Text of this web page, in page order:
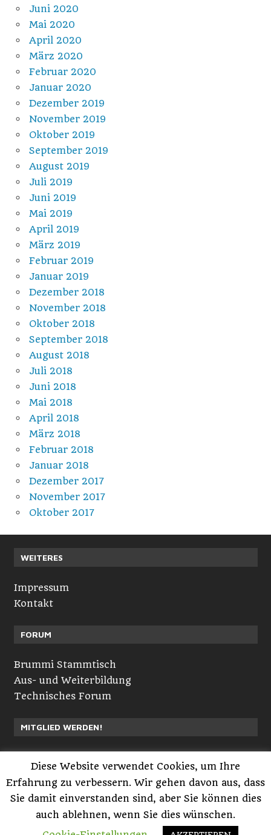
Juni 2020
Mai 2020
April 2020
März 2020
Februar 2020
Januar 2020
Dezember 2019
November 2019
Oktober 2019
September 2019
August 2019
Juli 2019
Juni 2019
Mai 2019
April 2019
März 2019
Februar 2019
Januar 2019
Dezember 2018
November 2018
Oktober 2018
September 2018
August 2018
Juli 2018
Juni 2018
Mai 2018
April 2018
März 2018
Februar 2018
Januar 2018
Dezember 2017
November 2017
Oktober 2017
WEITERES
Impressum
Kontakt
FORUM
Brummi Stammtisch
Aus- und Weiterbildung
Technisches Forum
MITGLIED WERDEN!
Registrieren
Anmelden
Powered by GlobalTruckerMedia.com™ © 2005-
Diese Website verwendet Cookies, um Ihre
Erfahrung zu verbessern. Wir gehen davon aus, dass
Sie damit einverstanden sind, aber Sie können dies
auch ablehnen, wenn Sie dies wünschen.